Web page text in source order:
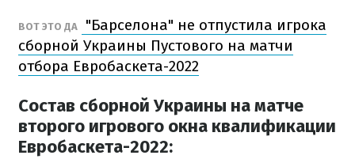
ВОТ ЭТО ДА
"Барселона" не отпустила игрока
сборной Украины Пустового на матчи
отбора Евробаскета-2022
Состав сборной Украины на матче
второго игрового окна квалификации
Евробаскета-2022: